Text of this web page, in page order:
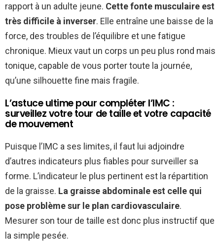
rapport à un adulte jeune. Cette fonte musculaire est
très difficile à inverser. Elle entraîne une baisse de la
force, des troubles de l’équilibre et une fatigue
chronique. Mieux vaut un corps un peu plus rond mais
tonique, capable de vous porter toute la journée,
qu’une silhouette fine mais fragile.
L’astuce ultime pour compléter l’IMC :
surveillez votre tour de taille et votre capacité
de mouvement
Puisque l’IMC a ses limites, il faut lui adjoindre
d’autres indicateurs plus fiables pour surveiller sa
forme. L’indicateur le plus pertinent est la répartition
de la graisse. La graisse abdominale est celle qui
pose problème sur le plan cardiovasculaire.
Mesurer son tour de taille est donc plus instructif que
la simple pesée.